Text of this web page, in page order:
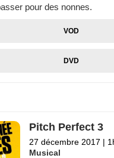
pour des nonnes.
VOD
DVD
Pitch Perfect 3
27 décembre 2017 |
Musical